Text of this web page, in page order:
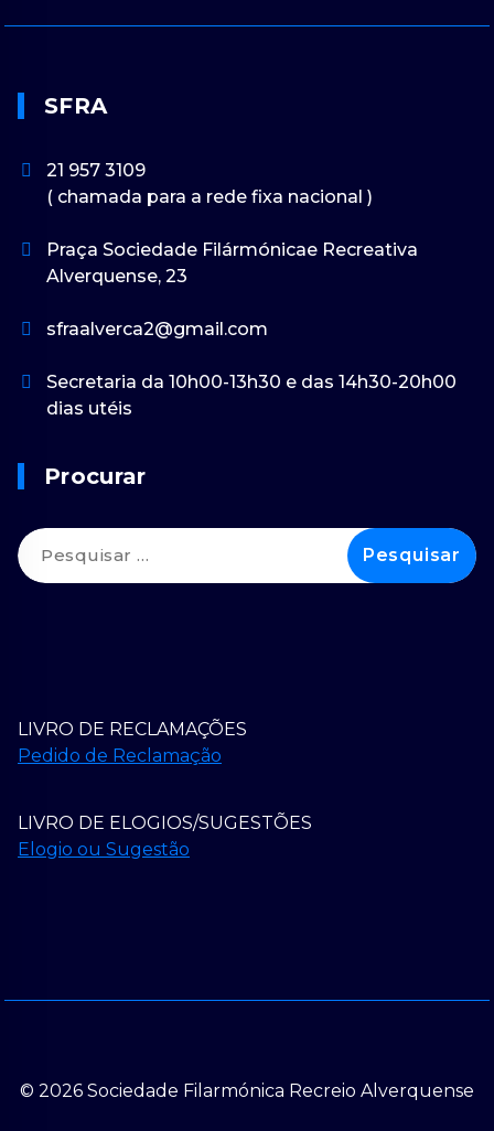
SFRA
21 957 3109
( chamada para a rede fixa nacional )
Praça Sociedade Filármónicae Recreativa
Alverquense, 23
sfraalverca2@gmail.com
Secretaria da 10h00-13h30 e das 14h30-20h00
dias utéis
Procurar
Pesquisar
por:
LIVRO DE RECLAMAÇÕES
Pedido de Reclamação
LIVRO DE ELOGIOS/SUGESTÕES
Elogio ou Sugestão
© 2026 Sociedade Filarmónica Recreio Alverquense